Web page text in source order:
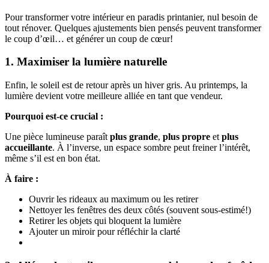
Pour transformer votre intérieur en paradis printanier, nul besoin de
tout rénover. Quelques ajustements bien pensés peuvent transformer
le coup d’œil… et générer un coup de cœur!
1. Maximiser la lumière naturelle
Enfin, le soleil est de retour après un hiver gris. Au printemps, la
lumière devient votre meilleure alliée en tant que vendeur.
Pourquoi est-ce crucial :
Une pièce lumineuse paraît plus grande, plus propre et plus
accueillante. À l’inverse, un espace sombre peut freiner l’intérêt,
même s’il est en bon état.
À faire :
Ouvrir les rideaux au maximum ou les retirer
Nettoyer les fenêtres des deux côtés (souvent sous-estimé!)
Retirer les objets qui bloquent la lumière
Ajouter un miroir pour réfléchir la clarté